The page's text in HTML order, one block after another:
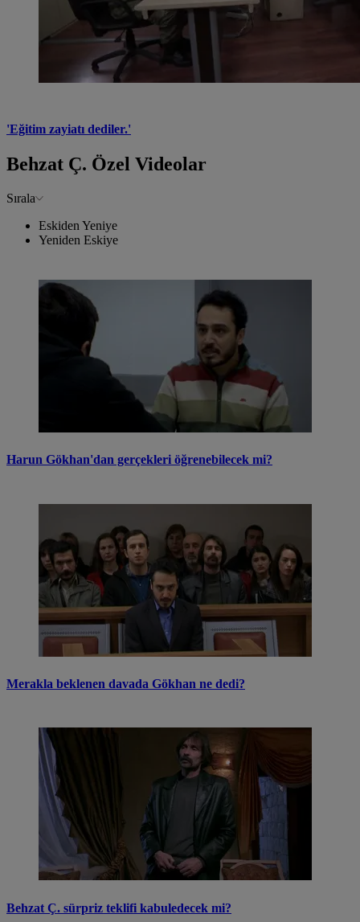
'Eğitim zayiatı dediler.'
Behzat Ç. Özel Videolar
Sırala
Eskiden Yeniye
Yeniden Eskiye
Harun Gökhan'dan gerçekleri öğrenebilecek mi?
Merakla beklenen davada Gökhan ne dedi?
Behzat Ç. sürpriz teklifi kabuledecek mi?